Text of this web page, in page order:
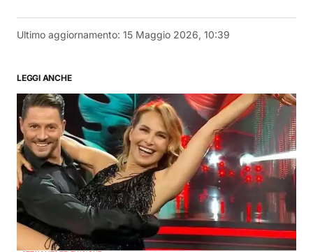
Ultimo aggiornamento: 15 Maggio 2026, 10:39
LEGGI ANCHE